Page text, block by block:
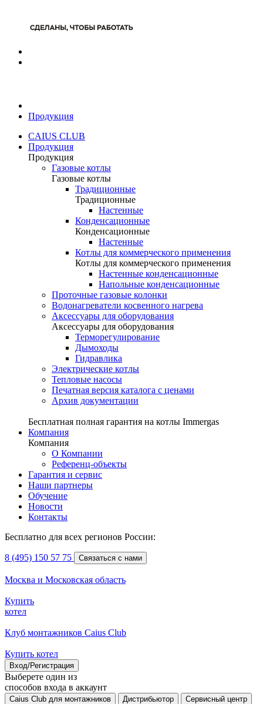
Продукция
CAIUS CLUB
Продукция
Продукция
Газовые котлы
Газовые котлы
Традиционные
Традиционные
Настенные
Конденсационные
Конденсационные
Настенные
Котлы для коммерческого применения
Котлы для коммерческого применения
Настенные конденсационные
Напольные конденсационные
Проточные газовые колонки
Водонагреватели косвенного нагрева
Аксессуары для оборудования
Аксессуары для оборудования
Терморегулирование
Дымоходы
Гидравлика
Электрические котлы
Тепловые насосы
Печатная версия каталога с ценами
Архив документации
Бесплатная полная гарантия на котлы Immergas
Компания
Компания
О Компании
Референц-объекты
Гарантия и сервис
Наши партнеры
Обучение
Новости
Контакты
Бесплатно для всех регионов России:
8 (495) 150 57 75 Связаться с нами
Москва и Московская область
Купить
котел
Клуб монтажников Caius Club
Купить котел
Вход/Регистрация
Выберете один из
способов входа в аккаунт
Caius Club для монтажников Дистрибьютор Сервисный центр